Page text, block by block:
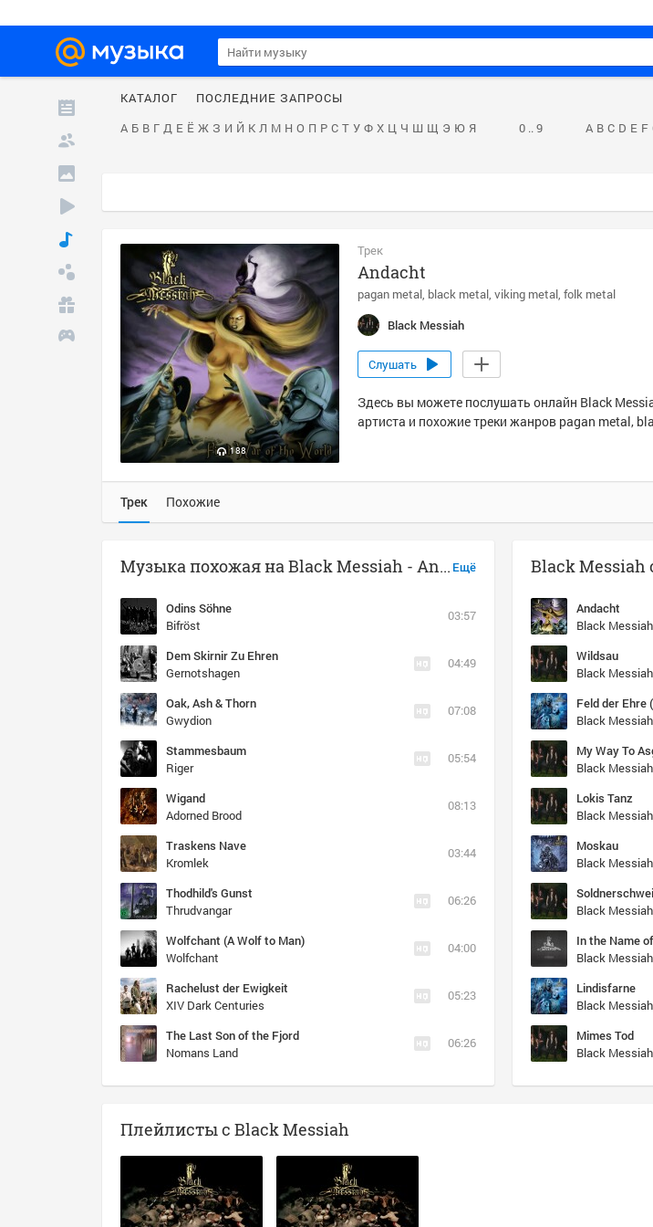
КАТАЛОГ
ПОСЛЕДНИЕ ЗАПРОСЫ
А Б В Г Д Е Ё Ж З И Й К Л М Н О П Р С Т У Ф Х Ц Ч Ш Щ Э Ю Я 0 .. 9 A B C D E F
188
Трек
Andacht
pagan metal black metal viking metal folk metal
Black Messiah
Слушать
Здесь вы можете послушать онлайн Black
артиста и похожие треки жанров pagan metal,
Трек Похожие
Ещё
Музыка похожая на Black Messiah - Andacht
Odins Söhne
Bifröst
03:57
Dem Skirnir Zu Ehren
Gernotshagen
04:49
Oak, Ash & Thorn
Gwydion
07:08
Stammesbaum
Riger
05:54
Wigand
Adorned Brood
08:13
Traskens Nave
Kromlek
03:44
Thodhild's Gunst
Thrudvangar
06:26
Wolfchant (A Wolf to Man)
Wolfchant
04:00
Rachelust der Ewigkeit
XIV Dark Centuries
05:23
The Last Son of the Fjord
Nomans Land
06:26
Black
Andacht
Black Messiah
Wildsau
Black Messiah
Black Messiah
My Way To
Black Messiah
Lokis Tanz
Black Messiah
Moskau
Black Messiah
Black Messiah
In the Name
Black Messiah
Lindisfarne
Black Messiah
Mimes Tod
Black Messiah
Плейлисты с Black Messiah